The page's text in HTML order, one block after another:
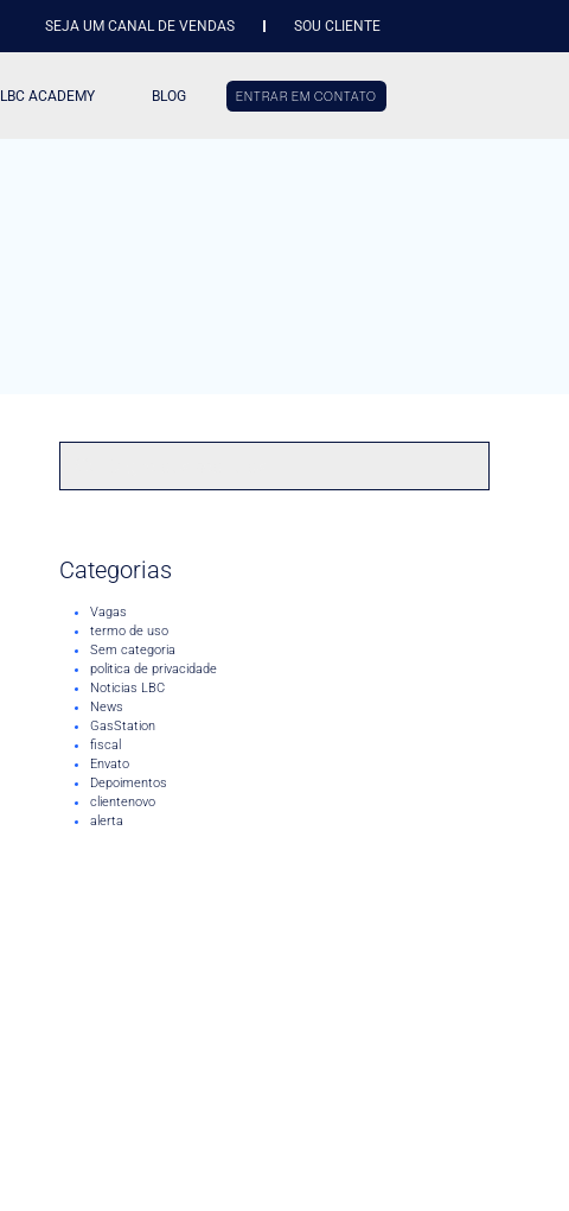
SEJA UM CANAL DE VENDAS SOU CLIENTE
LBC ACADEMY BLOG ENTRAR EM CONTATO
Categorias
Vagas
termo de uso
Sem categoria
politica de privacidade
Noticias LBC
News
GasStation
fiscal
Envato
Depoimentos
clientenovo
alerta